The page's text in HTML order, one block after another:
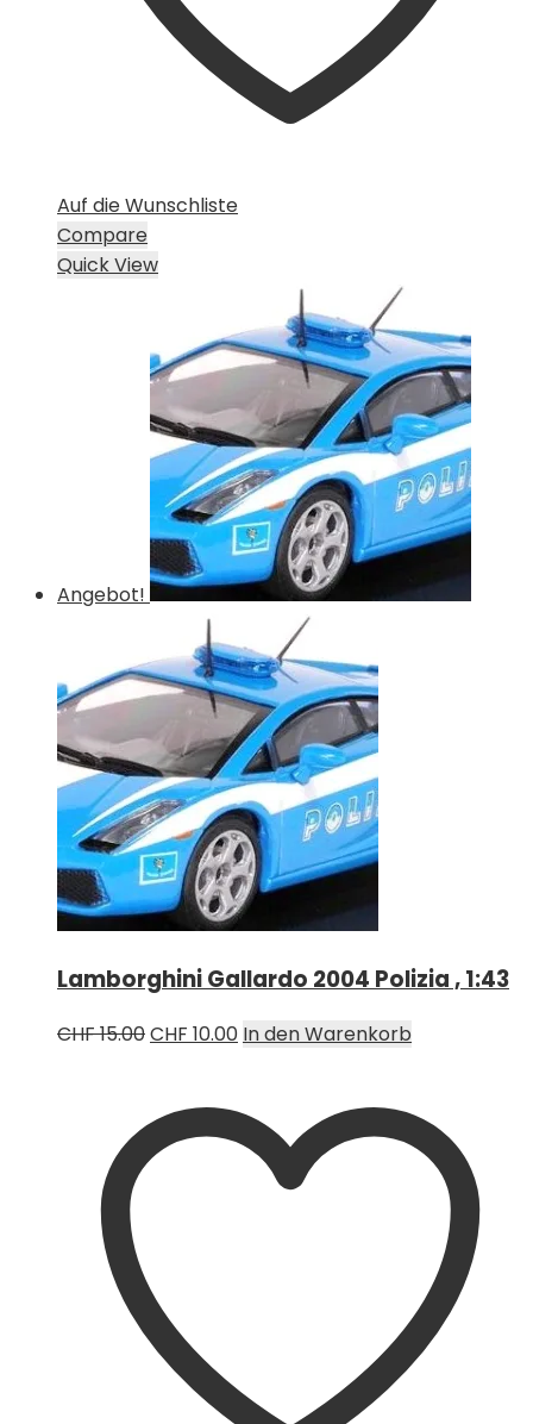
Auf die Wunschliste
Compare
Quick View
Angebot!
Lamborghini Gallardo 2004 Polizia , 1:43
CHF15.00Ursprünglicher
CHF 15.00
CHF 10.00Aktueller
CHF 10.00.
In den Warenkorb